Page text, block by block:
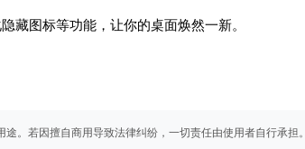
藏图标等功能，让你的桌面焕然一新。
。若因擅自商用导致法律纠纷，一切责任由使用者自行承担。